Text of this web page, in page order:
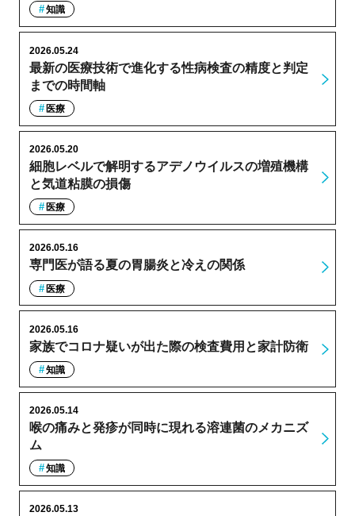
知識
最新の医療技術で進化する性病検査の精度と判定
までの時間軸
2026.05.24
医療
細胞レベルで解明するアデノウイルスの増殖機構
と気道粘膜の損傷
2026.05.20
医療
専門医が語る夏の胃腸炎と冷えの関係
2026.05.16
医療
家族でコロナ疑いが出た際の検査費用と家計防衛
2026.05.16
知識
喉の痛みと発疹が同時に現れる溶連菌のメカニズ
ム
2026.05.14
知識
2026.05.13